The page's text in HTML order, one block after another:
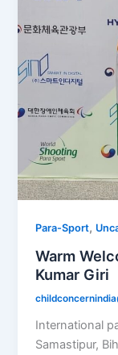
Para-Sport,
Warm
Kumar Giri
International
Samastipur,